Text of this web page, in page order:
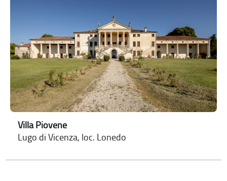
Villa Piovene
Lugo di Vicenza, loc. Lonedo